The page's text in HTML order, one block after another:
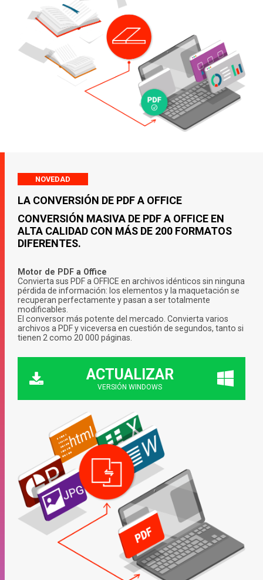
NOVEDAD
LA CONVERSIÓN DE PDF A OFFICE
CONVERSIÓN MASIVA DE PDF A OFFICE EN
ALTA CALIDAD CON MÁS DE 200 FORMATOS
DIFERENTES.
Motor de PDF a Office
Convierta sus PDF a OFFICE en archivos idénticos sin ninguna
pérdida de información: los elementos y la maquetación se
recuperan perfectamente y pasan a ser totalmente
modificables.
El conversor más potente del mercado. Convierta varios
archivos a PDF y viceversa en cuestión de segundos, tanto si
tienen 2 como 20 000 páginas.
ACTUALIZAR
VERSIÓN WINDOWS